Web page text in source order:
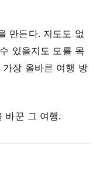
만든다. 지도도 없
있을지도 모를 목
장 올바른 여행 방
바꾼 그 여행.